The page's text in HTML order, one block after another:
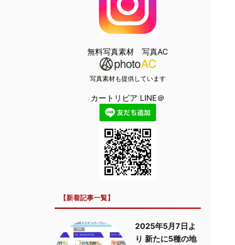
無料写真素材 写真AC
写真素材も提供しています
カートリビア LINE＠
【新着記事一覧】
2025年5月7日よ
り 新たに5種の地